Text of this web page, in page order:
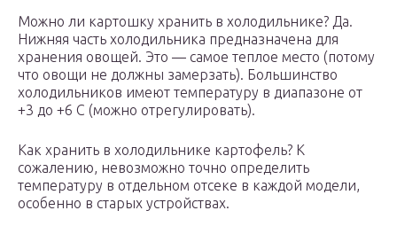
Можно ли картошку хранить в холодильнике? Да.
Нижняя часть холодильника предназначена для
хранения овощей. Это — самое теплое место (потому
что овощи не должны замерзать). Большинство
холодильников имеют температуру в диапазоне от
+3 до +6 C (можно отрегулировать).
Как хранить в холодильнике картофель? К
сожалению, невозможно точно определить
температуру в отдельном отсеке в каждой модели,
особенно в старых устройствах.